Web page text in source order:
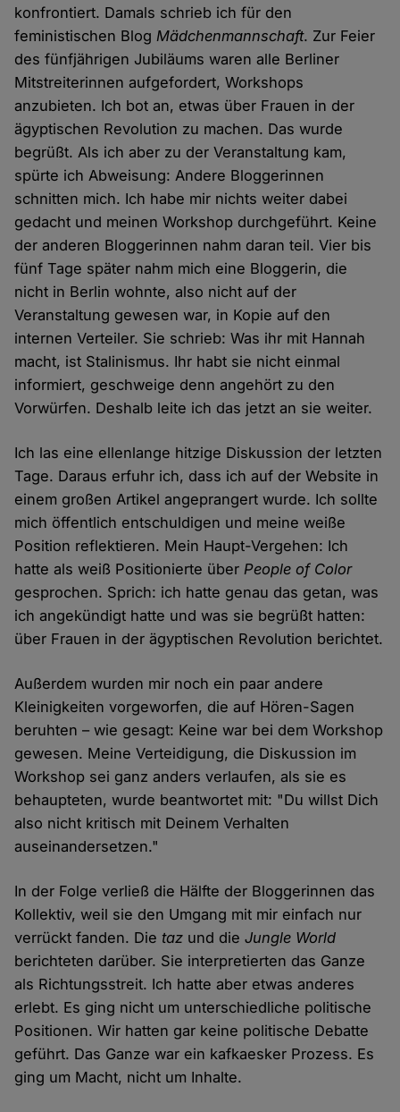
konfrontiert. Damals schrieb ich für den
feministischen BlogMädchenmannschaft. Zur Feier
des fünfjährigen Jubiläums waren alle Berliner
Mitstreiterinnen aufgefordert, Workshops
anzubieten. Ich bot an, etwas über Frauen in der
ägyptischen Revolution zu machen. Das wurde
begrüßt. Als ich aber zu der Veranstaltung kam,
spürte ich Abweisung: Andere Bloggerinnen
schnitten mich. Ich habe mir nichts weiter dabei
gedacht und meinen Workshop durchgeführt. Keine
der anderen Bloggerinnen nahm daran teil. Vier bis
fünf Tage später nahm mich eine Bloggerin, die
nicht in Berlin wohnte, also nicht auf der
Veranstaltung gewesen war, in Kopie auf den
internen Verteiler. Sie schrieb: Was ihr mit Hannah
macht, ist Stalinismus. Ihr habt sie nicht einmal
informiert, geschweige denn angehört zu den
Vorwürfen. Deshalb leite ich das jetzt an sie weiter.
Ich las eine ellenlange hitzige Diskussion der letzten
Tage. Daraus erfuhr ich, dass ich auf der Website in
einem großen Artikel angeprangert wurde. Ich sollte
mich öffentlich entschuldigen und meine weiße
Position reflektieren. Mein Haupt-Vergehen: Ich
hatte als weiß Positionierte überPeople of Color
gesprochen. Sprich: ich hatte genau das getan, was
ich angekündigt hatte und was sie begrüßt hatten:
über Frauen in der ägyptischen Revolution berichtet.
Außerdem wurden mir noch ein paar andere
Kleinigkeiten vorgeworfen, die auf Hören-Sagen
beruhten – wie gesagt: Keine war bei dem Workshop
gewesen. Meine Verteidigung, die Diskussion im
Workshop sei ganz anders verlaufen, als sie es
behaupteten, wurde beantwortet mit: "Du willst Dich
also nicht kritisch mit Deinem Verhalten
auseinandersetzen."
In der Folge verließ die Hälfte der Bloggerinnen das
Kollektiv, weil sie den Umgang mit mir einfach nur
verrückt fanden. Die taz und dieJungle World
berichteten darüber. Sie interpretierten das Ganze
als Richtungsstreit. Ich hatte aber etwas anderes
erlebt. Es ging nicht um unterschiedliche politische
Positionen. Wir hatten gar keine politische Debatte
geführt. Das Ganze war ein kafkaesker Prozess. Es
ging um Macht, nicht um Inhalte.